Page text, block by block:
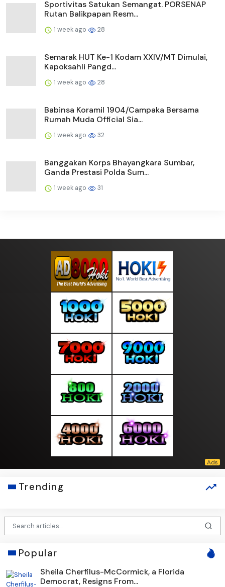
Sportivitas Satukan Semangat. PORSENAP
Rutan Balikpapan Resm...
1 week ago 28
Semarak HUT Ke-1 Kodam XXIV/MT Dimulai,
Kapoksahli Pangd...
1 week ago 28
Babinsa Koramil 1904/Campaka Bersama
Rumah Muda Official Sia...
1 week ago 32
Banggakan Korps Bhayangkara Sumbar,
Ganda Prestasi Polda Sum...
1 week ago 31
Trending
Popular
Sheila Cherfilus-McCormick, a Florida
Democrat, Resigns From...